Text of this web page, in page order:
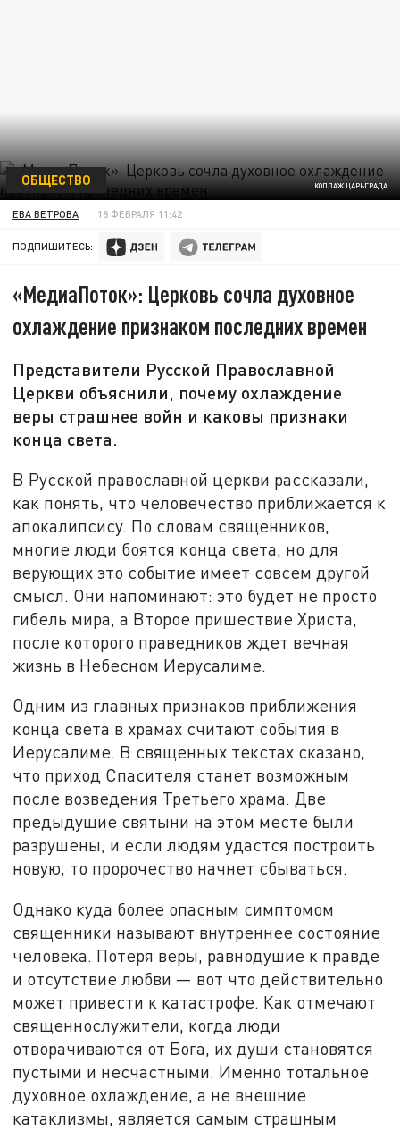
КОЛЛАЖ ЦАРЬГРАДА
ОБЩЕСТВО
ЕВА ВЕТРОВА 18 ФЕВРАЛЯ 11:42
ПОДПИШИТЕСЬ:
«МедиаПоток»: Церковь сочла духовное
охлаждение признаком последних времен
Представители Русской Православной
Церкви объяснили, почему охлаждение
веры страшнее войн и каковы признаки
конца света.
В Русской православной церкви рассказали,
как понять, что человечество приближается к
апокалипсису. По словам священников,
многие люди боятся конца света, но для
верующих это событие имеет совсем другой
смысл. Они напоминают: это будет не просто
гибель мира, а Второе пришествие Христа,
после которого праведников ждет вечная
жизнь в Небесном Иерусалиме.
Одним из главных признаков приближения
конца света в храмах считают события в
Иерусалиме. В священных текстах сказано,
что приход Спасителя станет возможным
после возведения Третьего храма. Две
предыдущие святыни на этом месте были
разрушены, и если людям удастся построить
новую, то пророчество начнет сбываться.
Однако куда более опасным симптомом
священники называют внутреннее состояние
человека. Потеря веры, равнодушие к правде
и отсутствие любви — вот что действительно
может привести к катастрофе. Как отмечают
священнослужители, когда люди
отворачиваются от Бога, их души становятся
пустыми и несчастными. Именно тотальное
духовное охлаждение, а не внешние
катаклизмы, является самым страшным